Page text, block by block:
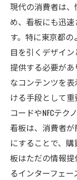
イベ
割
ターゲ
クリエ
る
東京都で生
チャンス
デジタ
新興企
スター
現代の消費者は
め、看板にも迅
す。特に東京都
目を引くデザイ
提供する必要が
なコンテンツを
ける手段として
コードやNFCテ
看板は、消費者
にすることで、
板はただの情報
るインターフェー